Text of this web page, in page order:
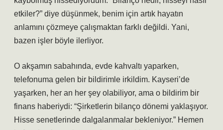
etkiler?” diye düşünmek, benim için artık hayatın
anlamını çözmeye çalışmaktan farklı değildi. Yani,
bazen işler böyle ilerliyor.
O akşamın sabahında, evde kahvaltı yaparken,
telefonuma gelen bir bildirimle irkildim. Kayseri’de
yaşarken, her an her şey olabiliyor, ama o bildirim bir
finans haberiydi: “Şirketlerin bilanço dönemi yaklaşıyor.
Hisse senetlerinde dalgalanmalar bekleniyor.” Hemen